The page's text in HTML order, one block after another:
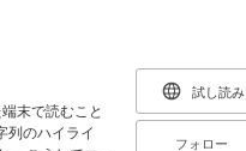
肉の野菜スー
スープ／ヘル
スープ／アホ
ープ／ビーン
スープ／さば
末で読むこと
列のハイライ
試し読み
フォロー